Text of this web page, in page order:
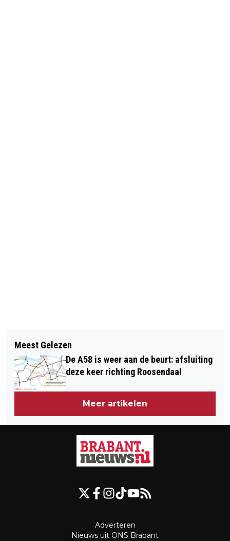
[FOTOSERIE] DRIE KONINGEN GROOTS
GEVIERD IN DEN BOSCH MET
OPTOCHT
[FOTOSERIE] TWEE BAKWAGENS MET
DRUGSAFVAL GEDUMPT OP
PARKEERPLAATS IN GOIRLE
Meest Gelezen
De A58 is weer aan de beurt: afsluiting
deze keer richting Roosendaal
Meer artikelen
Adverteren
Nieuws uit ONS Brabant